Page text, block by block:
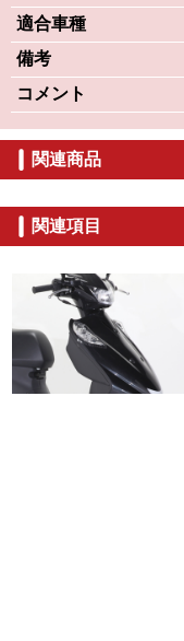
適合車種
備考
コメント
関連商品
関連項目